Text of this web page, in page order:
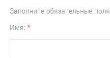
Заполните обязательные поля
Имя: *